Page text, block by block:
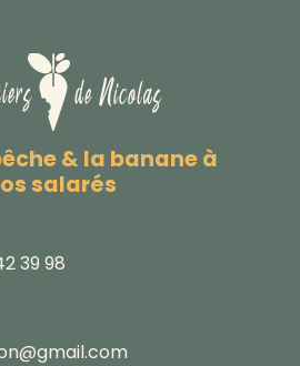
& la banane à
salarés
39 98